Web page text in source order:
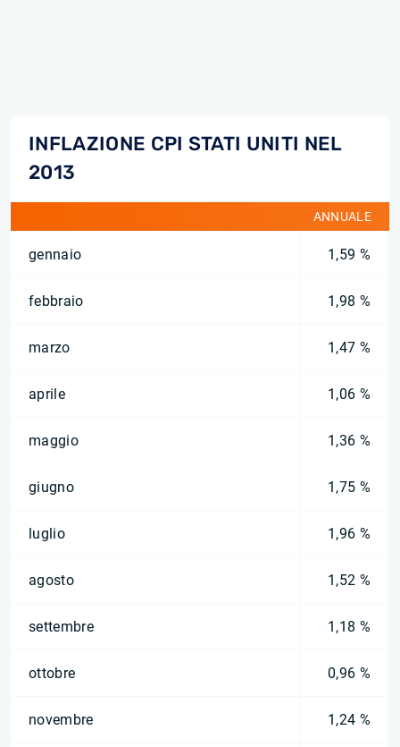
INFLAZIONE CPI STATI UNITI NEL
2013
ANNUALE
gennaio 1,59 %
febbraio 1,98 %
marzo 1,47 %
aprile 1,06 %
maggio 1,36 %
giugno 1,75 %
luglio 1,96 %
agosto 1,52 %
settembre 1,18 %
ottobre 0,96 %
novembre 1,24 %